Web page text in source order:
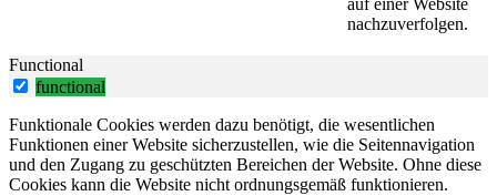
auf einer Website
nachzuverfolgen.
Functional
functional
Funktionale Cookies werden dazu benötigt, die wesentlichen
Funktionen einer Website sicherzustellen, wie die Seitennavigation
und den Zugang zu geschützten Bereichen der Website. Ohne diese
Cookies kann die Website nicht ordnungsgemäß funktionieren.